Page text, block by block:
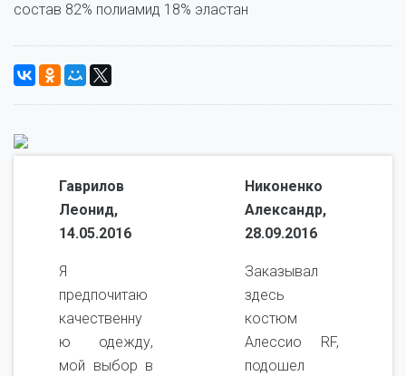
состав 82% полиамид 18% эластан
Гаврилов
Леонид,
14.05.2016
Я
предпочитаю
качественну
ю одежду,
мой выбор в
Никоненко
Александр,
28.09.2016
Заказывал
здесь
костюм
Алессио RF,
подошел